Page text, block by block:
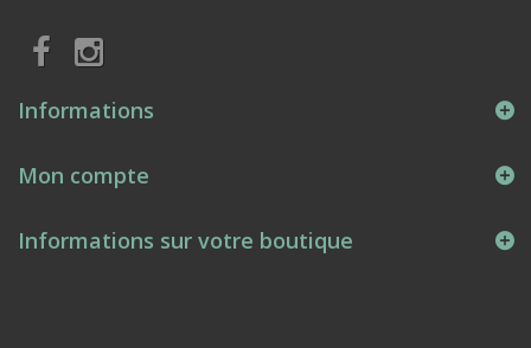
Informations
Mon compte
Informations sur votre boutique